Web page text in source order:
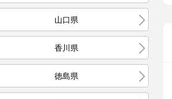
山口県
香川県
徳島県